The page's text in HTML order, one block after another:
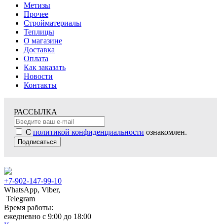
Метизы
Прочее
Стройматериалы
Теплицы
О магазине
Доставка
Оплата
Как заказать
Новости
Контакты
РАССЫЛКА
С политикой конфиденциальности ознакомлен.
Подписаться
+7-902-147-99-10
WhatsApp, Viber,
Telegram
Время работы:
ежедневно с 9:00 до 18:00